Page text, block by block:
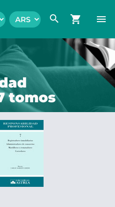
search shopping_cart menu
tomos